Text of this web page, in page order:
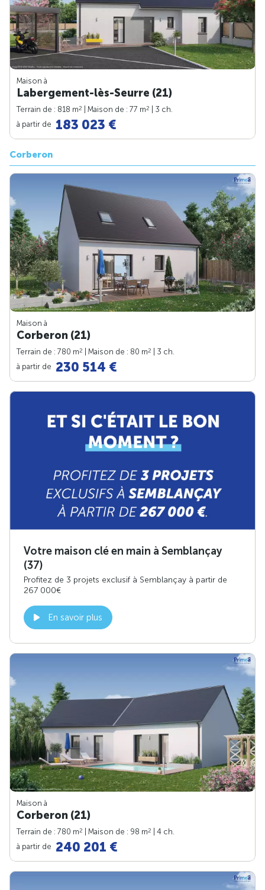
Maison à
Labergement-lès-Seurre (21)
Terrain de : 818 m2 | Maison de : 77 m2
| 3 ch.
à partir de 183 023 €
Corberon
Maison à
Corberon (21)
Terrain de : 780 m2 | Maison de : 80 m2
| 3 ch.
à partir de 230 514 €
Votre maison clé en main à Semblançay
(37)
Profitez de 3 projets exclusif à Semblançay à partir de
267 000€
En savoir plus
Maison à
Corberon (21)
Terrain de : 780 m2 | Maison de : 98 m2
| 4 ch.
à partir de 240 201 €